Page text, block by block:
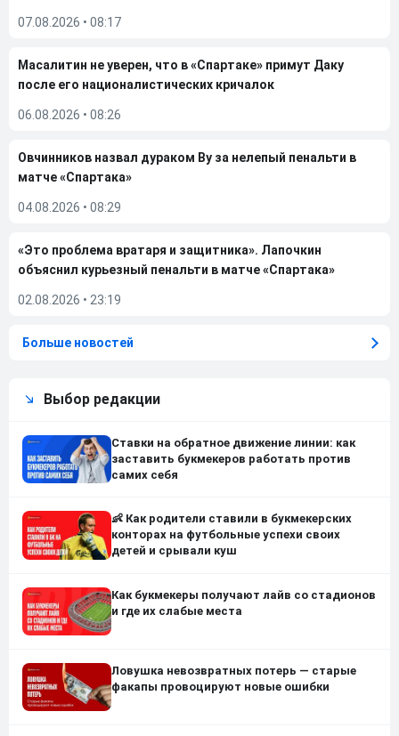
07.08.2026 • 08:17
Масалитин не уверен, что в «Спартаке» примут Даку
после его националистических кричалок
06.08.2026 • 08:26
Овчинников назвал дураком Ву за нелепый пенальти в
матче «Спартака»
04.08.2026 • 08:29
«Это проблема вратаря и защитника». Лапочкин
объяснил курьезный пенальти в матче «Спартака»
02.08.2026 • 23:19
Больше новостей
Выбор редакции
Ставки на обратное движение линии: как
заставить букмекеров работать против
самих себя
👶 Как родители ставили в букмекерских
конторах на футбольные успехи своих
детей и срывали куш
Как букмекеры получают лайв со стадионов
и где их слабые места
Ловушка невозвратных потерь — старые
факапы провоцируют новые ошибки